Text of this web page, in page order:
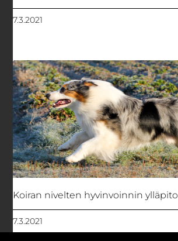
7.3.2021
Koiran nivelten hyvinvoinnin ylläpito
7.3.2021